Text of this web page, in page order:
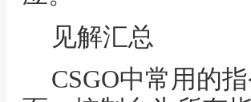
见解汇总
CSGO中常用的